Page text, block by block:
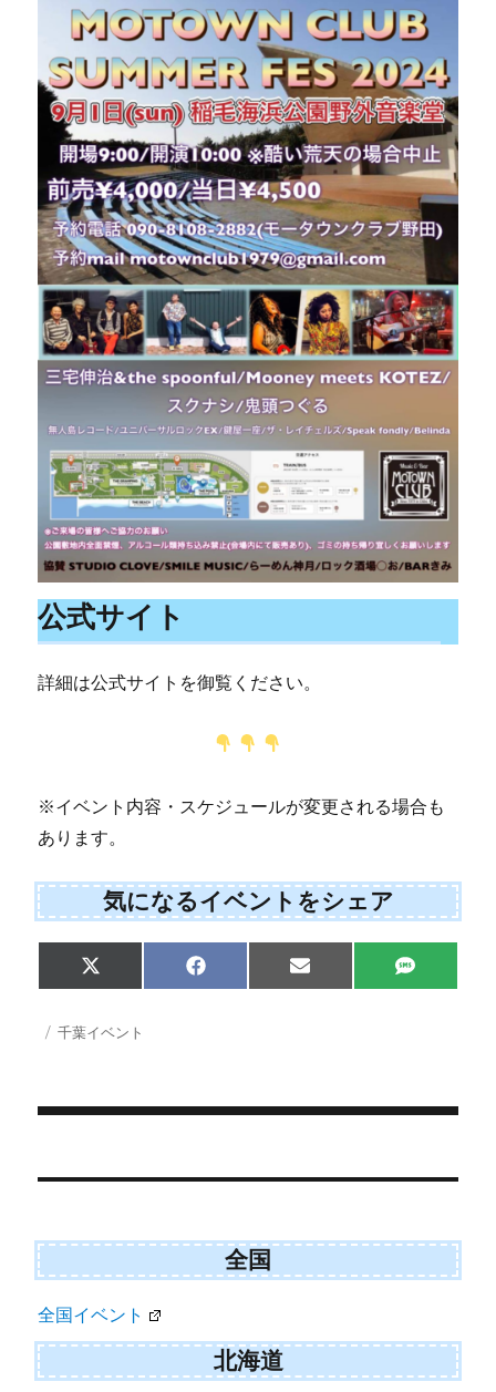
公式サイト
詳細は公式サイトを御覧ください。
※イベント内容・スケジュールが変更される場合も
あります。
気になるイベントをシェア
Share
on
X
(
w
r
Share
on
F
a
Share
on
E
m
Share
on
S
M
投 カ
千葉イベント
稿
ビ
ゲ
ー
シ
全国
全国イベント
北海道